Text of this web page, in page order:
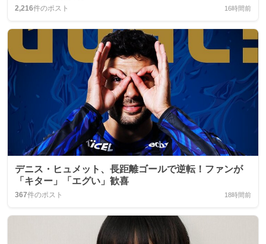
2,216件のポスト 16時間前
デニス・ヒュメット、長距離ゴールで逆転！ファンが
「キター」「エグい」歓喜
367件のポスト 18時間前